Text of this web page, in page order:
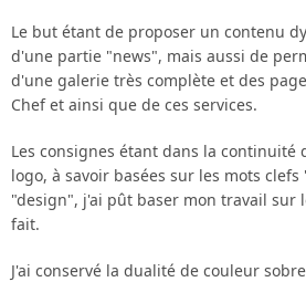
Le but étant de proposer un contenu
d'une partie "news", mais aussi de
d'une galerie très complète et des
Chef et ainsi que de ces services.
Les consignes étant dans la continuité
logo, à savoir basées sur les mots
"design", j'ai pût baser mon travail sur
fait.
J'ai conservé la dualité de couleur